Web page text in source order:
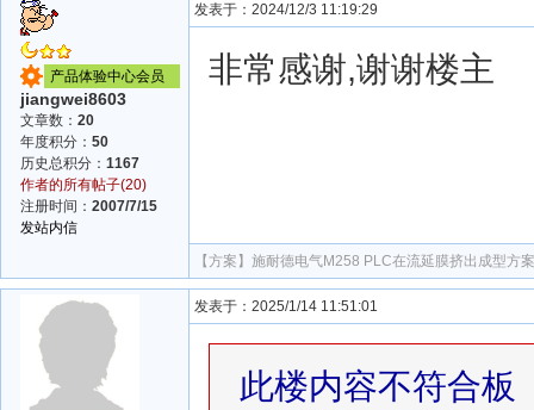
产品体验中心会员
jiangwei8603
文章数： 20
年度积分： 50
历史总积分： 1167
作者的所有帖子(20)
注册时间： 2007/7/15
发站内信
发表于：2024/12/3 11:19:29
非常感谢,谢谢楼主
【方案】 施耐德电气M258 PLC在流延膜挤出成型方
发表于：2025/1/14 11:51:01
此楼内容不符合板